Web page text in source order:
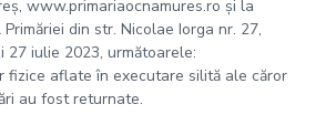
www.primariaocnamures.ro și la
din str. Nicolae Iorga nr. 27,
27 iulie 2023, următoarele:
fizice aflate în executare silită ale căror
au fost returnate.